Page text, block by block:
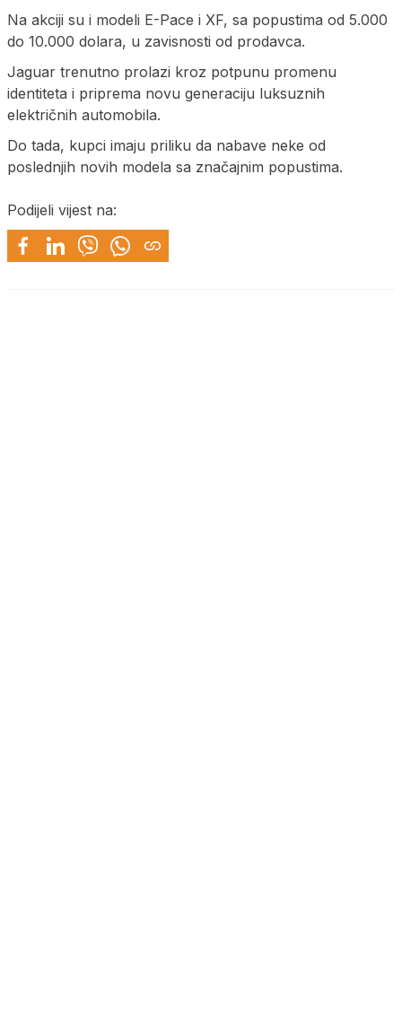
Na akciji su i modeli E-Pace i XF, sa popustima od 5.000
do 10.000 dolara, u zavisnosti od prodavca.
Jaguar trenutno prolazi kroz potpunu promenu
identiteta i priprema novu generaciju luksuznih
električnih automobila.
Do tada, kupci imaju priliku da nabave neke od
poslednjih novih modela sa značajnim popustima.
Podijeli vijest na: